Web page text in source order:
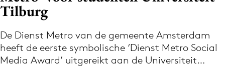
Volg het laatste nieuws via de Adformatie
Nieuws app
Tilburg
De Dienst Metro van de gemeente Amsterdam
heeft de eerste symbolische ‘Dienst Metro Social
Media Award’ uitgereikt aan de Universiteit…